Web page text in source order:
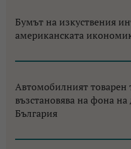
Бумът на изкуствения
американската
Автомобилният товарен
възстановява на фона
България